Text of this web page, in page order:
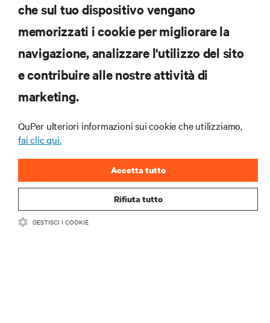
ISCRIVITI SUBITO
SUPPORTO
AZIENDA
CONTATTACI
che sul tuo dispositivo vengano
memorizzati i cookie per migliorare la
navigazione, analizzare l'utilizzo del sito
e contribuire alle nostre attività di
marketing.
QuPer ulteriori informazioni sui cookie che utilizziamo,
fai clic qui.
Rifiuta tutto
Accetta tutto
GESTISCI I COOKIE